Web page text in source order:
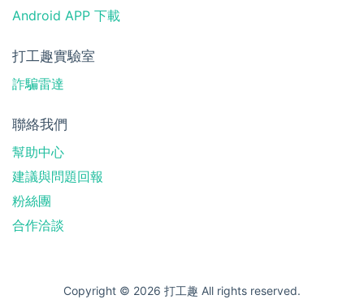
Android APP 下載
打工趣實驗室
詐騙雷達
聯絡我們
幫助中心
建議與問題回報
粉絲團
合作洽談
Copyright © 2026 打工趣 All rights reserved.